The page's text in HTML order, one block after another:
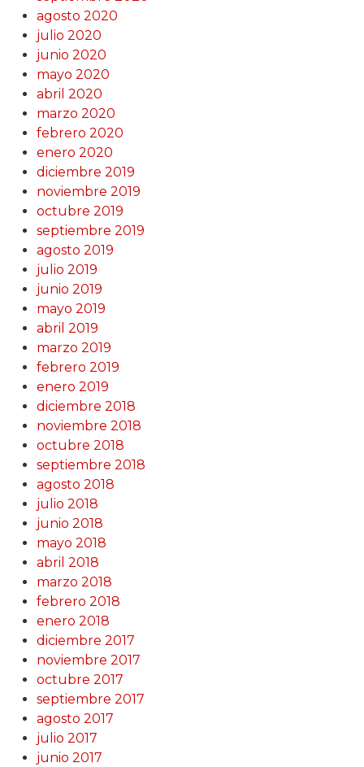
agosto 2020
julio 2020
junio 2020
mayo 2020
abril 2020
marzo 2020
febrero 2020
enero 2020
diciembre 2019
noviembre 2019
octubre 2019
septiembre 2019
agosto 2019
julio 2019
junio 2019
mayo 2019
abril 2019
marzo 2019
febrero 2019
enero 2019
diciembre 2018
noviembre 2018
octubre 2018
septiembre 2018
agosto 2018
julio 2018
junio 2018
mayo 2018
abril 2018
marzo 2018
febrero 2018
enero 2018
diciembre 2017
noviembre 2017
octubre 2017
septiembre 2017
agosto 2017
julio 2017
junio 2017